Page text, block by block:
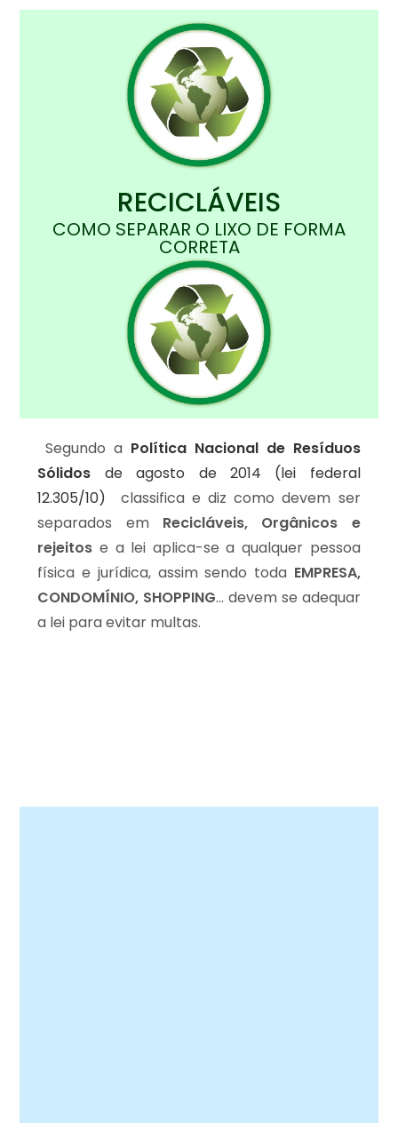
RECICLÁVEIS
COMO SEPARAR O LIXO DE FORMA
CORRETA
Segundo a Política Nacional de Resíduos
Sólidos de agosto de 2014 (lei federal
12.305/10)
classifica e diz como devem ser
separados em Recicláveis, Orgânicos e
rejeitos e a lei aplica-se a qualquer pessoa
física e jurídica, assim sendo toda EMPRESA,
CONDOMÍNIO, SHOPPING… devem se adequar
a lei para evitar multas.